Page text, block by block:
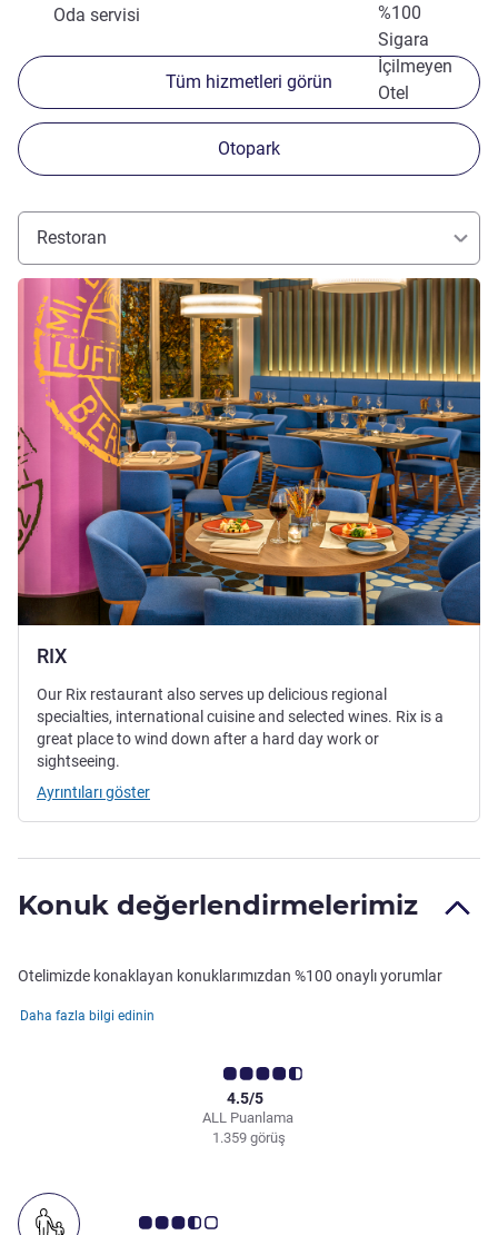
%100
Sigara
İçilmeyen
Otel
Oda servisi
Tüm hizmetleri görün
Otopark
Restoran
RIX
Ayrıntıları göster
Our Rix restaurant also serves up delicious regional
specialties, international cuisine and selected wines. Rix is a
great place to wind down after a hard day work or
sightseeing.
Ayrıntıları göster
Konuk değerlendirmelerimiz
Otelimizde konaklayan konuklarımızdan %100 onaylı yorumlar
Daha fazla bilgi edinin
ALL Puanlama
4.5/5
1.359 görüş
Avis müşterileri puanı 3.5/5